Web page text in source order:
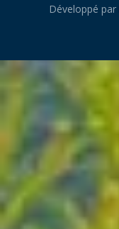
Développé par